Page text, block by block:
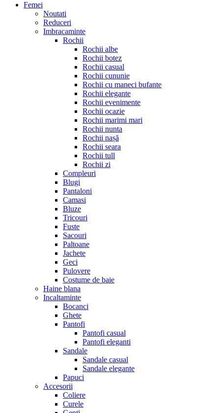
Femei
Noutati
Reduceri
Imbracaminte
Rochii
Rochii albe
Rochii botez
Rochii casual
Rochii cununie
Rochii cu maneci bufante
Rochii elegante
Rochii evenimente
Rochii ocazie
Rochii marimi mari
Rochii nunta
Rochii nașă
Rochii seara
Rochii tull
Rochii zi
Compleuri
Blugi
Pantaloni
Camasi
Bluze
Tricouri
Fuste
Sacouri
Paltoane
Jachete
Geci
Pulovere
Costume de baie
Haine blana
Incaltaminte
Bocanci
Ghete
Pantofi
Pantofi casual
Pantofi eleganti
Sandale
Sandale casual
Sandale elegante
Papuci
Accesorii
Coliere
Curele